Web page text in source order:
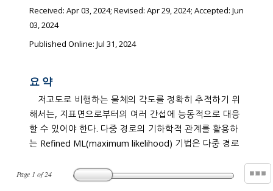
Page 1 of24
Received: Apr 03, 2024; Revised: Apr 29, 2024; Accepted: Jun
03, 2024
Published Online: Jul 31, 2024
요 약
저고도로 비행하는 물체의 각도를 정확히 추적하기 위
해서는, 지표면으로부터의 여러 간섭에 능동적으로 대응
할 수 있어야 한다. 다중 경로의 기하학적 관계를 활용하
는 Refined ML(maximum likelihood) 기법은 다중 경로